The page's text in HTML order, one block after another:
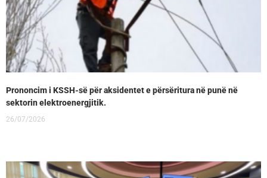
Prononcim i KSSH-së për aksidentet e përsëritura në punë në
sektorin elektroenergjitik.
26/07/2026